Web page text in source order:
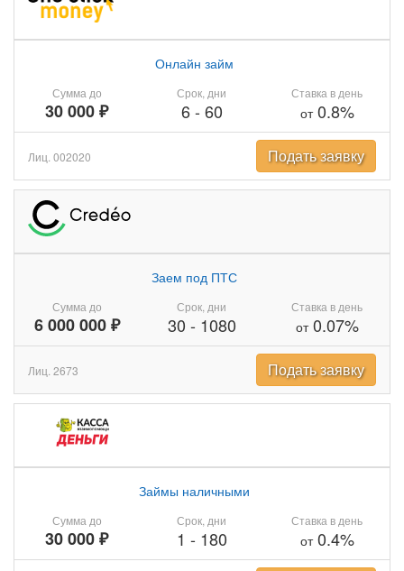
Сумма до
30 000 ₽
Онлайн займ
Срок, дни
6- 60
Ставка в день
от0.8%
Лиц. 002020 Подать заявку
Сумма до
6 000 000 ₽
Заем под ПТС
Срок, дни
30 - 1080
Ставка в день
от0.07%
Лиц. 2673 Подать заявку
Сумма до
30 000 ₽
Займы наличными
Срок, дни
1 - 180
Ставка в день
от0.4%